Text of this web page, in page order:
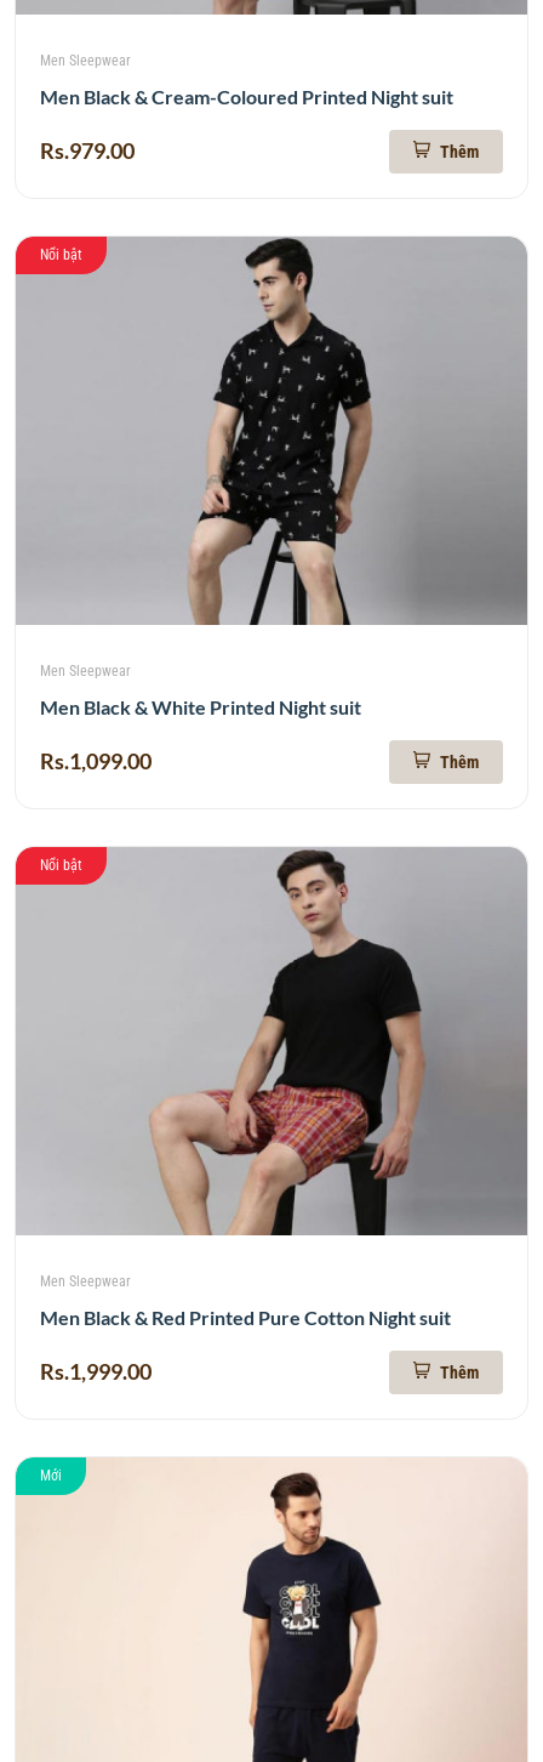
Men Sleepwear
Men Black & Cream-Coloured Printed Night suit
Rs.979.00 Thêm
Nổi bật
Men Sleepwear
Men Black & White Printed Night suit
Rs.1,099.00 Thêm
Nổi bật
Men Sleepwear
Men Black & Red Printed Pure Cotton Night suit
Rs.1,999.00 Thêm
Mới